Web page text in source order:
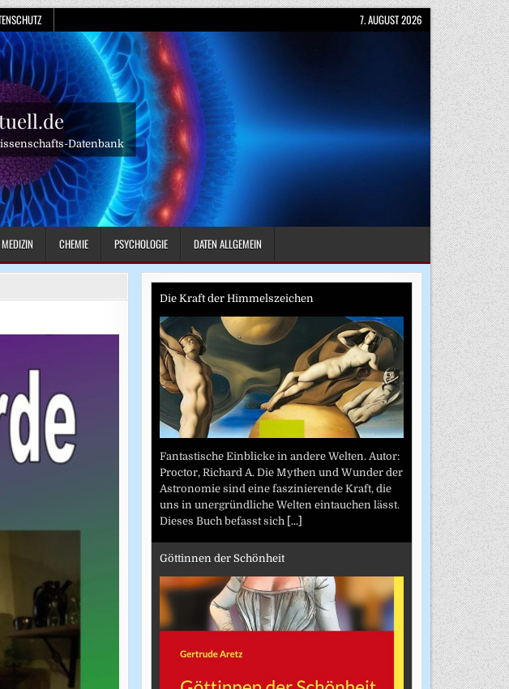
7. AUGUST 2026
Datenbank
MEDIZIN CHEMIE PSYCHOLOGIE DATEN ALLGEMEIN
Die Kraft der Himmelszeichen
Fantastische Einblicke in andere Welten. Autor:
Proctor, Richard A. Die Mythen und Wunder der
Astronomie sind eine faszinierende Kraft, die
uns in unergründliche Welten eintauchen lässt.
Dieses Buch befasst sich [...]
Göttinnen der Schönheit